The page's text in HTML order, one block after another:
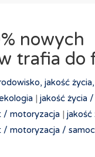
nowych
trafia do
jakość
| jakość życia /
/ motoryzacja | jakość
/ motoryzacja /